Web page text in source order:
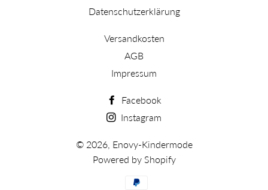
Datenschutzerklärung
Versandkosten
AGB
Impressum
Facebook
Instagram
© 2026, Enovy-Kindermode
Powered by Shopify
Zahlungsarten